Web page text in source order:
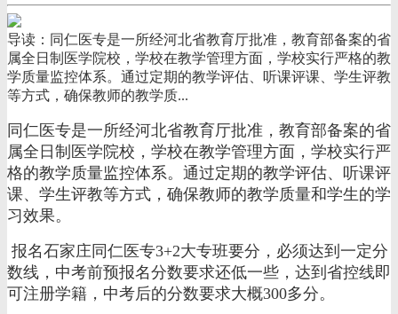
导读：同仁医专是一所经河北省教育厅批准，教育部备案的省
属全日制医学院校，学校在教学管理方面，学校实行严格的教
学质量监控体系。通过定期的教学评估、听课评课、学生评教
等方式，确保教师的教学质...
同仁医专是一所经河北省教育厅批准，教育部备案的省
属全日制医学院校，学校在教学管理方面，学校实行严
格的教学质量监控体系。通过定期的教学评估、听课评
课、学生评教等方式，确保教师的教学质量和学生的学
习效果。
报名石家庄同仁医专3+2大专班要分，必须达到一定分
数线，中考前预报名分数要求还低一些，达到省控线即
可注册学籍，中考后的分数要求大概300多分。